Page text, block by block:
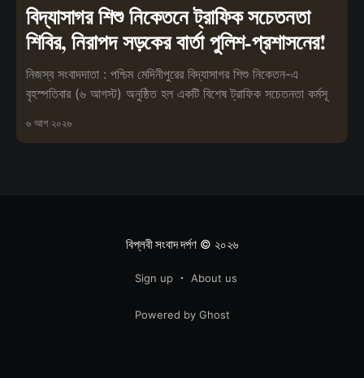
বিদ্যাসাগর শিশু নিকেতনে ট্রাফিক সচেতনতা
শিবির, নিরাপদ সড়কের বার্তা পুলিশ-প্রশাসনের!
নিজস্ব সংবাদদাতা : পশ্চিম মেদিনীপুরের বিদ্যাসাগর শিশু নিকেতন-এ
বৃহস্পতিবার (৬ আগস্ট) অনুষ্ঠিত হল একটি বিশেষ ট্রাফিক সচেতনতা কর্মসূ
৬ আগ ২০২৬
বিপ্লবী সংবাদ দর্পণ© ২০২৬
Sign up About us
Powered by Ghost